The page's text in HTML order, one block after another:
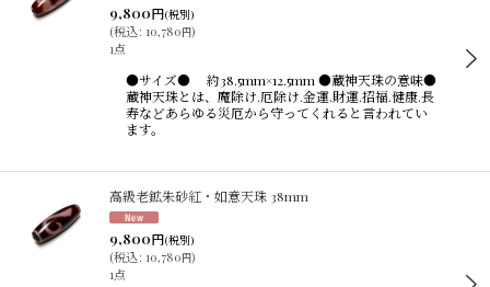
9,800円(税別)
(税込: 10,780円)
1点
●サイズ● 約38.5mm×12.5mm ●蔵神天珠の意味●
蔵神天珠とは、魔除け.厄除け.金運.財運.招福.健康.長
寿などあらゆる災厄から守ってくれると言われてい
ます。
高級老鉱朱砂紅・如意天珠 38mm
9,800円(税別)
(税込: 10,780円)
1点